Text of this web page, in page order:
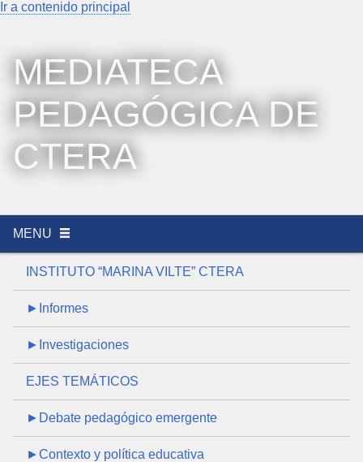
Ir a contenido principal
MEDIATECA
PEDAGÓGICA DE
CTERA
MENU
INSTITUTO “MARINA VILTE” CTERA
►Informes
►Investigaciones
EJES TEMÁTICOS
►Debate pedagógico emergente
►Contexto y política educativa